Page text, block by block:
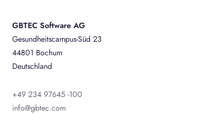
GBTEC Software AG
Gesundheitscampus-Süd 23
44801 Bochum
Deutschland
+49 234 97645 -100
info@gbtec.com